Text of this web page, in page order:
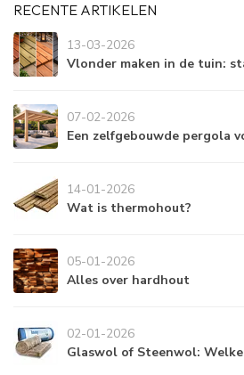
RECENTE ARTIKELEN
13-03-2026
Vlonder maken in de tuin:
07-02-2026
Een zelfgebouwde pergola
14-01-2026
Wat is thermohout?
05-01-2026
Alles over hardhout
02-01-2026
Glaswol of Steenwol: